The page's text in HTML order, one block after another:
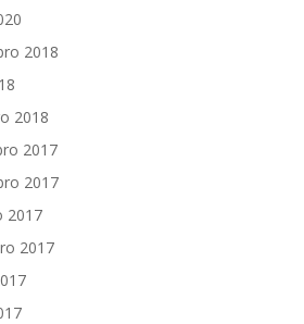
2018
2018
2017
2017
2017
2017